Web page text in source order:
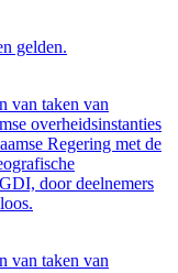
gelden.
van taken van
overheidsinstanties
Regering met de
door deelnemers
van taken van